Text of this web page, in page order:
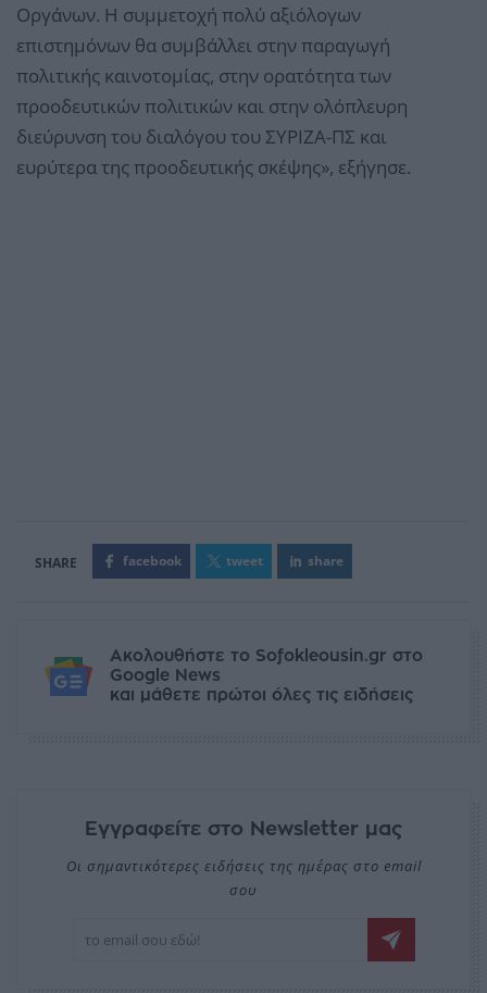
Οργάνων. Η συμμετοχή πολύ αξιόλογων
επιστημόνων θα συμβάλλει στην παραγωγή
πολιτικής καινοτομίας, στην ορατότητα των
προοδευτικών πολιτικών και στην ολόπλευρη
διεύρυνση του διαλόγου του ΣΥΡΙΖΑ-ΠΣ και
ευρύτερα της προοδευτικής σκέψης», εξήγησε.
facebook tweet share
Ακολουθήστε το Sofokleousin.gr στο
Google News
και μάθετε πρώτοι όλες τις ειδήσεις
Εγγραφείτε στο Newsletter μας
Οι σημαντικότερες ειδήσεις της ημέρας στο email
σου